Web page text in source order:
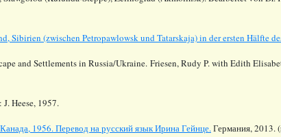
Sibirien (zwischen Petropawlowsk und Tatarskaja) in der ersten Hälfte
and Settlements in Russia/Ukraine. Friesen, Rudy P. with Edith
: J.Heese, 1957.
1956. Перевод на русский язык Ирина Гейнце.Германия, 2013. (